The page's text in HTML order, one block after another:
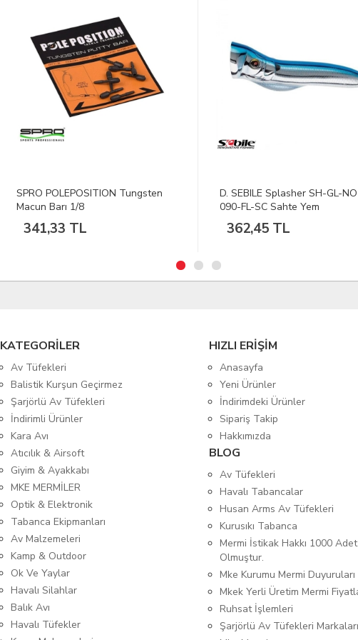
D. SEBILE Splasher SH-GL-NO-
090-FL-SC Sahte Yem
362,45 TL
DFT 7732 14 G Renk: 14A
Yem
165,09 TL
KATEGORİLER
Av Tüfekleri
Balistik Kurşun Geçirmez
Şarjörlü Av Tüfekleri
İndirimli Ürünler
Kara Avı
Atıcılık & Airsoft
Giyim & Ayakkabı
MKE MERMİLER
Optik & Elektronik
Tabanca Ekipmanları
Av Malzemeleri
Kamp & Outdoor
Ok Ve Yaylar
Havalı Silahlar
Balık Avı
Havalı Tüfekler
HIZLI ERİŞİM
Anasayfa
Yeni Ürünler
İndirimdeki Ürünler
Sipariş Takip
Hakkımızda
BLOG
Av Tüfekleri
Havalı Tabancalar
Husan Arms Av Tüfekleri
Kurusıkı Tabanca
Mermi İstikak Hakkı 1000 Adet
Olmuştur.
Mke Kurumu Mermi
Mkek Yerli Üretim Mermi
Ruhsat İşlemleri
Şarjörlü Av Tüfekleri Markaları